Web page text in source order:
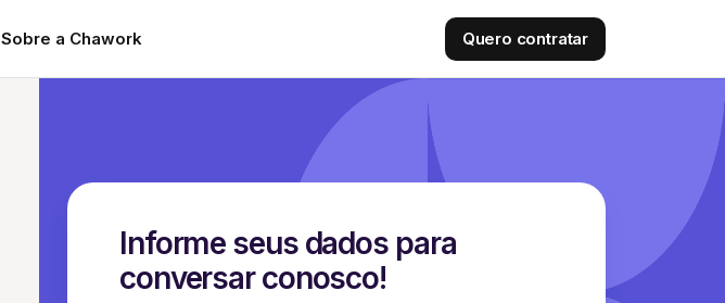
Sobre a Chawork Quero contratar
Informe seus dados para
conversar conosco!